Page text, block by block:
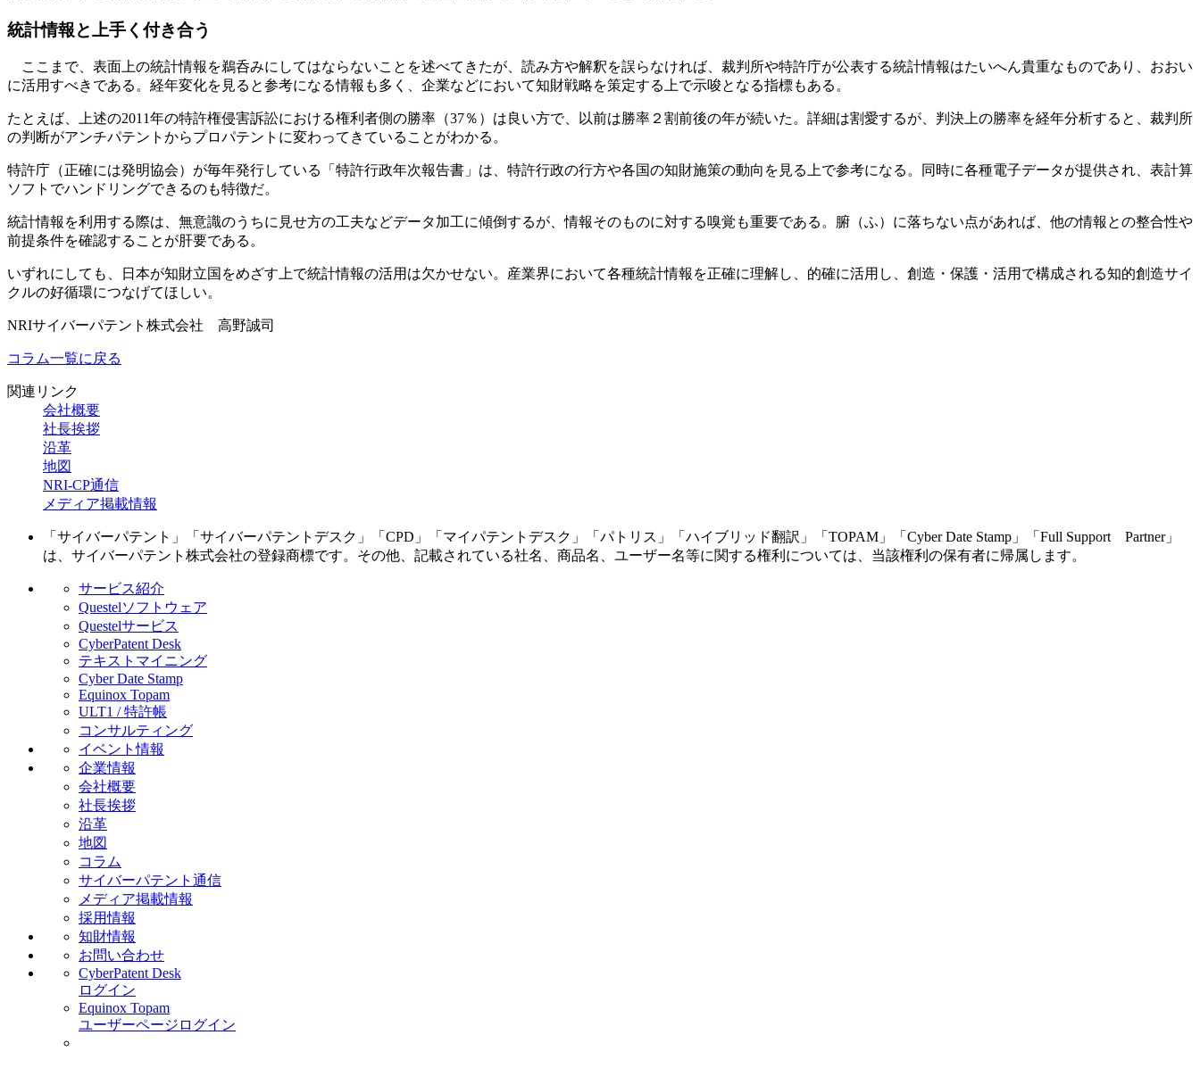
統計情報と上手く付き合う
ここまで、表面上の統計情報を鵜呑みにしてはならないことを述べてきたが、読み方や解釈を誤らなければ、裁判所や特許庁が公表する統計情報はたいへん貴重なものであり、おおい
に活用すべきである。経年変化を見ると参考になる情報も多く、企業などにおいて知財戦略を策定する上で示唆となる指標もある。
たとえば、上述の2011年の特許権侵害訴訟における権利者側の勝率（37％）は良い方で、以前は勝率２割前後の年が続いた。詳細は割愛するが、判決上の勝率を経年分析すると、裁判所
の判断がアンチパテントからプロパテントに変わってきていることがわかる。
特許庁（正確には発明協会）が毎年発行している「特許行政年次報告書」は、特許行政の行方や各国の知財施策の動向を見る上で参考になる。同時に各種電子データが提供され、表計算
ソフトでハンドリングできるのも特徴だ。
統計情報を利用する際は、無意識のうちに見せ方の工夫などデータ加工に傾倒するが、情報そのものに対する嗅覚も重要である。腑（ふ）に落ちない点があれば、他の情報との整合性や
前提条件を確認することが肝要である。
いずれにしても、日本が知財立国をめざす上で統計情報の活用は欠かせない。産業界において各種統計情報を正確に理解し、的確に活用し、創造・保護・活用で構成される知的創造サイ
クルの好循環につなげてほしい。
NRIサイバーパテント株式会社 高野誠司
コラム一覧に戻る
関連リンク
会社概要
社長挨拶
沿革
地図
NRI-CP通信
メディア掲載情報
「サイバーパテント」「サイバーパテントデスク」「CPD」「マイパテントデスク」「パトリス」「ハイブリッド翻訳」「TOPAM」「Cyber Date Stamp」「Full Support Partner」
は、サイバーパテント株式会社の登録商標です。その他、記載されている社名、商品名、ユーザー名等に関する権利については、当該権利の保有者に帰属します。
サービス紹介
Questelソフトウェア
Questelサービス
CyberPatent Desk
テキストマイニング
Cyber Date Stamp
Equinox Topam
ULT1 / 特許帳
コンサルティング
イベント情報
企業情報
会社概要
社長挨拶
沿革
地図
コラム
サイバーパテント通信
メディア掲載情報
採用情報
知財情報
お問い合わせ
CyberPatent Desk
ログイン
Equinox Topam
ユーザーページログイン